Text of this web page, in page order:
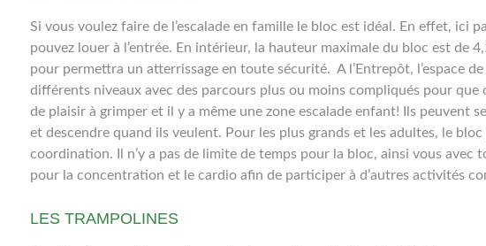
Si vous voulez faire de l’escalade en famille le bloc est idéal. En effet, ici
pouvez louer à l’entrée. En intérieur, la hauteur maximale du bloc est de
pour permettra un atterrissage en toute sécurité. A l’Entrepôt, l’espace
différents niveaux avec des parcours plus ou moins compliqués pour
de plaisir à grimper et il y a même une zone escalade enfant! Ils peuvent
et descendre quand ils veulent. Pour les plus grands et les adultes, le
coordination. Il n’y a pas de limite de temps pour la bloc, ainsi vous avec
pour la concentration et le cardio afin de participer à d’autres activités
LES TRAMPOLINES